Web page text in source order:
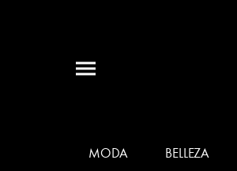
MODA BELLEZA